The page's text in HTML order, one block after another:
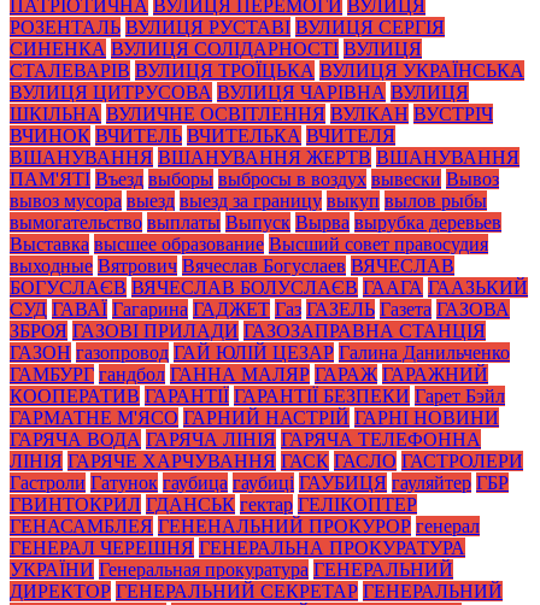
ПАТРІОТИЧНА ВУЛИЦЯ ПЕРЕМОГИ ВУЛИЦЯ
РОЗЕНТАЛЬ ВУЛИЦЯ РУСТАВІ ВУЛИЦЯ СЕРГІЯ
СИНЕНКА ВУЛИЦЯ СОЛІДАРНОСТІ ВУЛИЦЯ
СТАЛЕВАРІВ ВУЛИЦЯ ТРОЇЦЬКА ВУЛИЦЯ УКРАЇНСЬКА
ВУЛИЦЯ ЦИТРУСОВА ВУЛИЦЯ ЧАРІВНА ВУЛИЦЯ
ШКІЛЬНА ВУЛИЧНЕ ОСВІТЛЕННЯ ВУЛКАН ВУСТРІЧ
ВЧИНОК ВЧИТЕЛЬ ВЧИТЕЛЬКА ВЧИТЕЛЯ
ВШАНУВАННЯ ВШАНУВАННЯ ЖЕРТВ ВШАНУВАННЯ
ПАМ'ЯТІ Въезд выборы выбросы в воздух вывески Вывоз
вывоз мусора выезд выезд за границу выкуп вылов рыбы
вымогательство выплаты Выпуск Вырва вырубка деревьев
Выставка высшее образование Высший совет правосудия
выходные Вятрович Вячеслав Богуслаев ВЯЧЕСЛАВ
БОГУСЛАЄВ ВЯЧЕСЛАВ БОЛУСЛАЄВ ГААГА ГААЗЬКИЙ
СУД ГАВАЇ Гагарина ГАДЖЕТ Газ ГАЗЕЛЬ Газета ГАЗОВА
ЗБРОЯ ГАЗОВІ ПРИЛАДИ ГАЗОЗАПРАВНА СТАНЦІЯ
ГАЗОН газопровод ГАЙ ЮЛІЙ ЦЕЗАР Галина Данильченко
ГАМБУРГ гандбол ГАННА МАЛЯР ГАРАЖ ГАРАЖНИЙ
КООПЕРАТИВ ГАРАНТІЇ ГАРАНТІЇ БЕЗПЕКИ Гарет Бэйл
ГАРМАТНЕ М'ЯСО ГАРНИЙ НАСТРІЙ ГАРНІ НОВИНИ
ГАРЯЧА ВОДА ГАРЯЧА ЛІНІЯ ГАРЯЧА ТЕЛЕФОННА
ЛІНІЯ ГАРЯЧЕ ХАРЧУВАННЯ ГАСК ГАСЛО ГАСТРОЛЕРИ
Гастроли Гатунок гаубица гаубиці ГАУБИЦЯ гауляйтер ГБР
ГВИНТОКРИЛ ГДАНСЬК гектар ГЕЛІКОПТЕР
ГЕНАСАМБЛЕЯ ГЕНЕНАЛЬНИЙ ПРОКУРОР генерал
ГЕНЕРАЛ ЧЕРЕШНЯ ГЕНЕРАЛЬНА ПРОКУРАТУРА
УКРАЇНИ Генеральная прокуратура ГЕНЕРАЛЬНИЙ
ДИРЕКТОР ГЕНЕРАЛЬНИЙ СЕКРЕТАР ГЕНЕРАЛЬНИЙ